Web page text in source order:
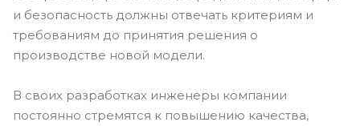
и безопасность должны отвечать критериям и
требованиям до принятия решения о
производстве новой модели.
В своих разработках инженеры компании
постоянно стремятся к повышению качества,